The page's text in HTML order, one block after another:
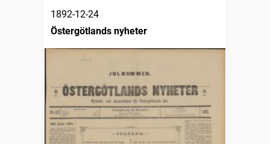
1892-12-24
Östergötlands nyheter